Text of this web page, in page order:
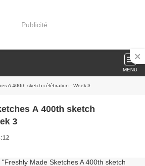
Publicité
MENU
A 400th sketch célébration - Week 3
A 400th sketch
3